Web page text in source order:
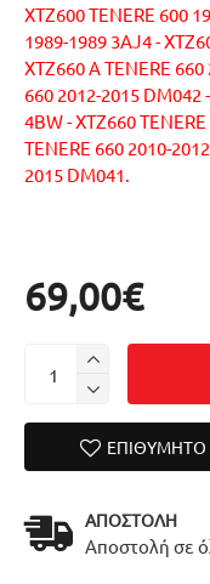
XTZ600 TENERE 600
1989-1989 3AJ4 -
XTZ660 A TENERE
660 2012-2015 DM042
4BW - XTZ660
TENERE 660 2010-
2015 DM041.
69,00€
ΕΠΙΘΥΜΗΤΌ
ΑΠΟΣΤΟΛΉ
Αποστολή σε